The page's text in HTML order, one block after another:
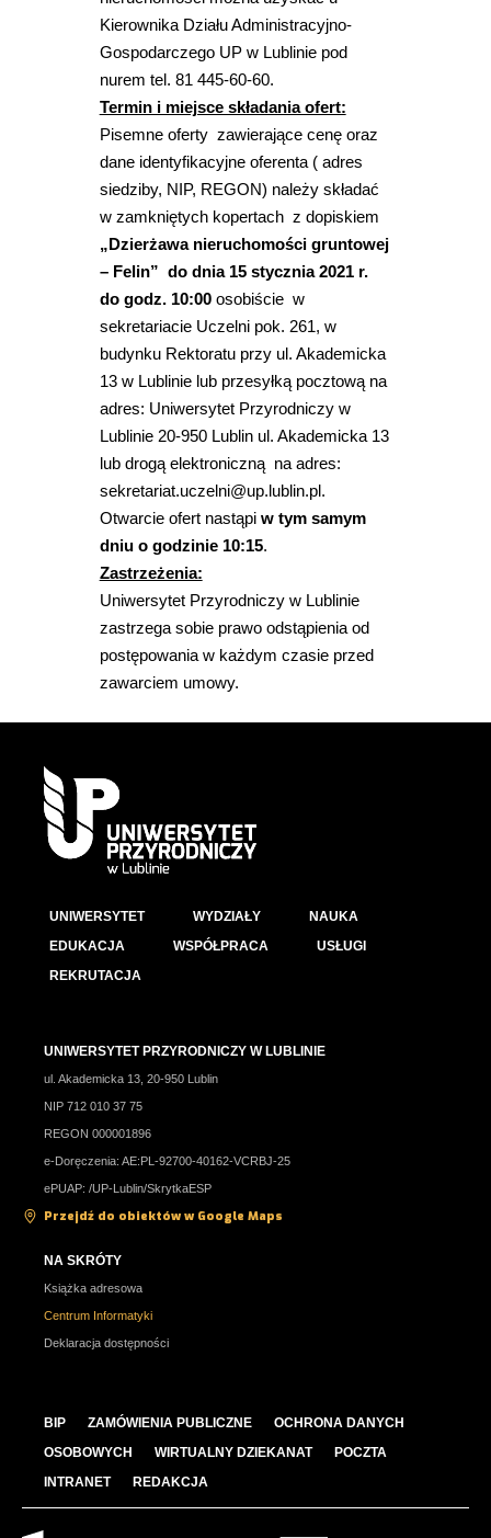
Kierownika Działu Administracyjno-
Gospodarczego UP w Lublinie pod
nurem tel. 81 445-60-60.
Termin i miejsce składania ofert:
Pisemne oferty zawierające cenę oraz
dane identyfikacyjne oferenta ( adres
siedziby, NIP, REGON) należy składać
w zamkniętych kopertach z dopiskiem
„Dzierżawa nieruchomości gruntowej
– Felin” do dnia 15 stycznia 2021 r.
do godz. 10:00osobiście w
sekretariacie Uczelni pok. 261, w
budynku Rektoratu przy ul. Akademicka
13 w Lublinie lub przesyłką pocztową na
adres: Uniwersytet Przyrodniczy w
Lublinie 20-950 Lublin ul. Akademicka 13
lub drogą elektroniczną na adres:
sekretariat.uczelni@up.lublin.pl.
Otwarcie ofert nastąpi w tym samym
dniu o godzinie 10:15.
Zastrzeżenia:
Uniwersytet Przyrodniczy w Lublinie
zastrzega sobie prawo odstąpienia od
postępowania w każdym czasie przed
zawarciem umowy.
UNIWERSYTET WYDZIAŁY
NAUKA
EDUKACJA
WSPÓŁPRACA
USŁUGI
REKRUTACJA
UNIWERSYTET PRZYRODNICZY W LUBLINIE
ul. Akademicka 13, 20-950 Lublin
NIP 712 010 37 75
REGON 000001896
e-Doręczenia: AE:PL-92700-40162-VCRBJ-25
ePUAP: /UP-Lublin/SkrytkaESP
Przejdź do obiektów w Google Maps
NA SKRÓTY
Książka adresowa
Centrum Informatyki
Deklaracja dostępności
BIP ZAMÓWIENIA PUBLICZNE
OCHRONA DANYCH
OSOBOWYCH
WIRTUALNY DZIEKANAT
POCZTA
INTRANET
REDAKCJA